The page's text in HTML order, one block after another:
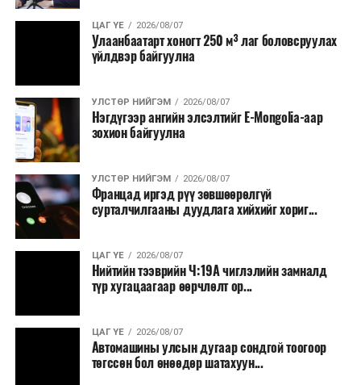
Зайлшгүй шаардлагагүй тоног төхөөрөмж,
тавилга, автомашин худалдан авах;
Батлан хамгаалах, хууль зүйн салбараас бусад
Хуулиар заавал мэдээлэхээс бусад кино,
контент, хэвлэлийн зардал;
Заавал олгохоос бусад тэтгэмж, урамшуулал.
Санхүүгийн хэмнэлтийн горимыг 2026 оны
арванхоёрдугаар сарын 31 хүртэл мөрдөнө. Харин
эрүүл мэндийн салбар уг хэмнэлтийн горимд
хамрагдахгүй бөгөөд цэцэрлэг, сургуулийн хүүхдийн
эрт илрүүлэг, вакцинжуулалт, томуу, томуу төст
өвчний эсрэг арга хэмжээ зэрэг зайлшгүй
үргэлжилнэ гэж Ерөнхий сайд Н.Учрал онцоллоо.
Мөн бүх шатны төсвийн ерөнхийлөн захирагч нарт
салбар бүрдээ урсгал зардлыг 20 хувиар бууруулах,
ЦАГ ҮЕ 2026/08/07
Улаанбаатарт хоногт 250 м³ лаг боловсруулах
үйлдвэр байгуулна
УЛСТӨР НИЙГЭМ 2026/08/07
Нэгдүгээр ангийн элсэлтийг E-Mongolia-аар
зохион байгуулна
УЛСТӨР НИЙГЭМ 2026/08/07
Францад иргэд рүү зөвшөөрөлгүй
сурталчилгааны дуудлага хийхийг хориг...
ЦАГ ҮЕ 2026/08/07
Нийтийн тээврийн Ч:19А чиглэлийн замналд
түр хугацаагаар өөрчлөлт ор...
ЦАГ ҮЕ 2026/08/07
Автомашины улсын дугаар сондгой тоогоор
төгссөн бол өнөөдөр шатахуун...